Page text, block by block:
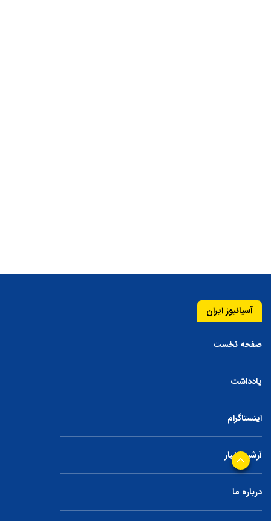
آسیانیوز ایران
صفحه نخست
یادداشت
اینستاگرام
آرشیو اخبار
درباره ما